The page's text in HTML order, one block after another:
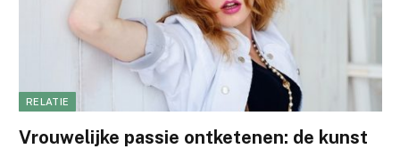
RELATIE
Vrouwelijke passie ontketenen: de kunst